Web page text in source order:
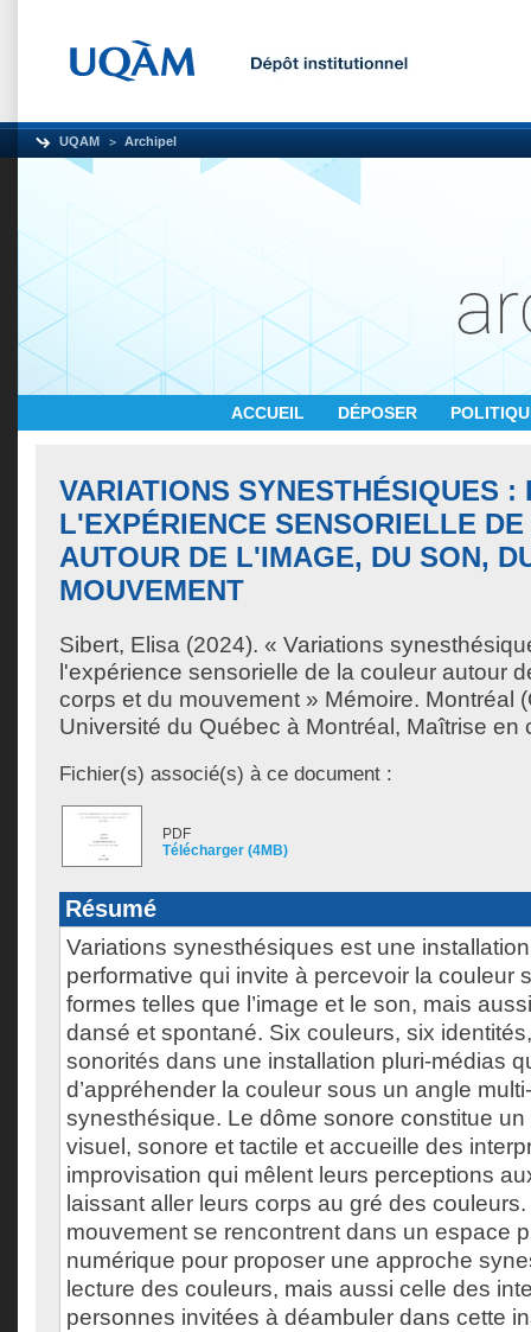
UQAM Archipel
ACCUEIL DÉPOSER
VARIATIONS SYNESTHÉSIQUES :
L'EXPÉRIENCE SENSORIELLE
AUTOUR DE L'IMAGE, DU SON,
MOUVEMENT
Sibert, Elisa (2024). « Variations
l'expérience sensorielle de la couleur autour
corps et du mouvement » Mémoire. Montréal
Université du Québec à Montréal, Maîtrise en
Fichier(s) associé(s) à ce document :
PDF
Télécharger (4MB)
Résumé
Variations synesthésiques est une
performative qui invite à percevoir la couleur
formes telles que l’image et le son, mais
dansé et spontané. Six couleurs, six
sonorités dans une installation pluri-médias
d’appréhender la couleur sous un angle
synesthésique. Le dôme sonore constitue
visuel, sonore et tactile et accueille des
improvisation qui mêlent leurs perceptions
laissant aller leurs corps au gré des couleurs.
mouvement se rencontrent dans un espace
numérique pour proposer une approche
lecture des couleurs, mais aussi celle des
personnes invitées à déambuler dans cette